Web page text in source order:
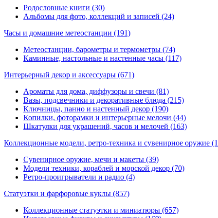
Родословные книги (30)
Альбомы для фото, коллекций и записей (24)
Часы и домашние метеостанции (191)
Метеостанции, барометры и термометры (74)
Каминные, настольные и настенные часы (117)
Интерьерный декор и аксессуары (671)
Ароматы для дома, диффузоры и свечи (81)
Вазы, подсвечники и декоративные блюда (215)
Ключницы, панно и настенный декор (190)
Копилки, фоторамки и интерьерные мелочи (44)
Шкатулки для украшений, часов и мелочей (163)
Коллекционные модели, ретро-техника и сувенирное оружие
Сувенирное оружие, мечи и макеты (39)
Модели техники, кораблей и морской декор (70)
Ретро-проигрыватели и радио (4)
Статуэтки и фарфоровые куклы (857)
Коллекционные статуэтки и миниатюры (657)